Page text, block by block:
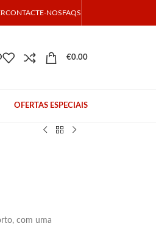
CONTACTE-NOSFAQS
€0.00
OFERTAS ESPECIAIS
com uma